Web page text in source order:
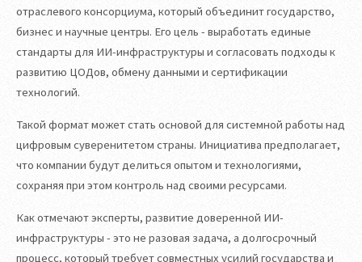
отраслевого консорциума, который объединит государство,
бизнес и научные центры. Его цель - выработать единые
стандарты для ИИ-инфраструктуры и согласовать подходы к
развитию ЦОДов, обмену данными и сертификации
технологий.
Такой формат может стать основой для системной работы над
цифровым суверенитетом страны. Инициатива предполагает,
что компании будут делиться опытом и технологиями,
сохраняя при этом контроль над своими ресурсами.
Как отмечают эксперты, развитие доверенной ИИ-
инфраструктуры - это не разовая задача, а долгосрочный
процесс, который требует совместных усилий государства и